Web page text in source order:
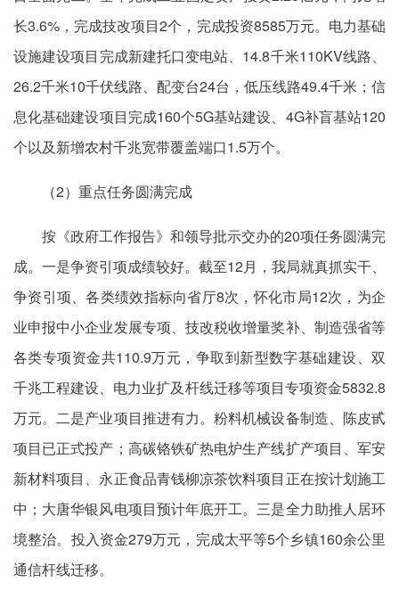
长3.6%，完成技改项目2个，完成投资8585万元。电力基础
设施建设项目完成新建托口变电站、14.8千米110KV线路、
26.2千米10千伏线路、配变台24台，低压线路49.4千米；信
息化基础建设项目完成160个5G基站建设、4G补盲基站120
个以及新增农村千兆宽带覆盖端口1.5万个。
（2）重点任务圆满完成
按《政府工作报告》和领导批示交办的20项任务圆满完
成。一是争资引项成绩较好。截至12月，我局就真抓实干、
争资引项、各类绩效指标向省厅8次，怀化市局12次，为企
业申报中小企业发展专项、技改税收增量奖补、制造强省等
各类专项资金共110.9万元，争取到新型数字基础建设、双
千兆工程建设、电力业扩及杆线迁移等项目专项资金5832.8
万元。二是产业项目推进有力。粉料机械设备制造、陈皮甙
项目已正式投产；高碳铬铁矿热电炉生产线扩产项目、军安
新材料项目、永正食品青钱柳凉茶饮料项目正在按计划施工
中；大唐华银风电项目预计年底开工。三是全力助推人居环
境整治。投入资金279万元，完成太平等5个乡镇160余公里
通信杆线迁移。